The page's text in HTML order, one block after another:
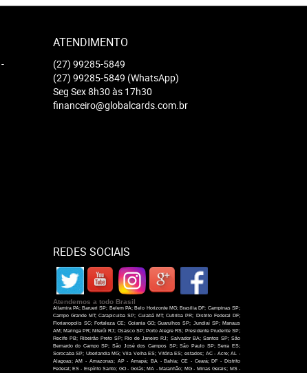
-
ATENDIMENTO
(27) 99285-5849
(27) 99285-5849 (WhatsApp)
Seg Sex 8h30 às 17h30
financeiro@globalcards.com.br
REDES SOCIAIS
Atendemos a todo Brasil
Altamira PA; Barueri SP; Belem PA; Belo Horizonte MG; Brasilia DF; Campinas SP;
Campo Grande MT; Carapicuiba SP; Cuiabá MT; Cutiriba PR; Distrito Federal DF;
Florianopolis SC; Fortaleza CE; Goiania GO; Guarulhos SP; Jundiaí SP; Manaus
AM; Maringa PR; Niterói RJ; Osasco SP; Porto Alegre RS; Presidente Prudente SP;
Recife PB; Ribeirão Preto SP; Rio de Janeiro RJ; Salvador BA; Santos SP; São
Bernardo do Campo SP; São José dos Campos SP; São Paulo SP; Serra ES;
Sorocaba SP; Uberlandia MG; Vila Velha ES; Vitória ES; estados; AC - Acre; AL -
Alagoas; AM - Amazonas; AP - Amapá; BA - Bahia; CE - Ceará; DF - Distrito
Federal; ES - Espírito Santo; GO - Goiás; MA - Maranhão; MG - Minas Gerais; MS -